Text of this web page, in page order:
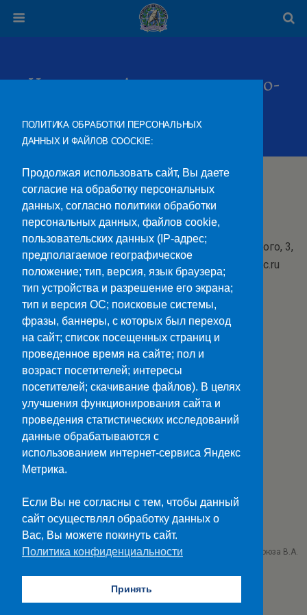
Начальник Административно-
Гунько Николай Георгиевич
Должность —Начальник административно-
хозяйственного отдела
Контакты:Адрес: г. Ставрополь, пр. Черняховского, 3,
2 этаж. Телефон: (8652) 24-85-65 E-mail: ahr@stvcc.ru
График приема по личным вопросам:Каждый
четверг с 14.00 до 16.00 часов.
Наверх
Мобильн.
Министерство науки и высшего образования>>
Госуслуги>>
ГБПОУ "Ставропольский колледж связи им. Героя Советского Союза В.А.
ПОЛИТИКА ОБРАБОТКИ ПЕРСОНАЛЬНЫХ
ДАННЫХ И ФАЙЛОВ COOCKIE:
Продолжая использовать сайт, Вы даете
согласие на обработку персональных
данных, согласно политики обработки
персональных данных, файлов cookie,
пользовательских данных (IP-адрес;
предполагаемое географическое
положение; тип, версия, язык браузера;
тип устройства и разрешение его экрана;
тип и версия ОС; поисковые системы,
фразы, баннеры, с которых был переход
на сайт; список посещенных страниц и
проведенное время на сайте; пол и
возраст посетителей; интересы
посетителей; скачивание файлов). В целях
улучшения функционирования сайта и
проведения статистических исследований
данные обрабатываются с
использованием интернет-сервиса Яндекс
Метрика.
Если Вы не согласны с тем, чтобы данный
сайт осуществлял обработку данных о
Вас, Вы можете покинуть сайт.
Политика конфиденциальности
Принять